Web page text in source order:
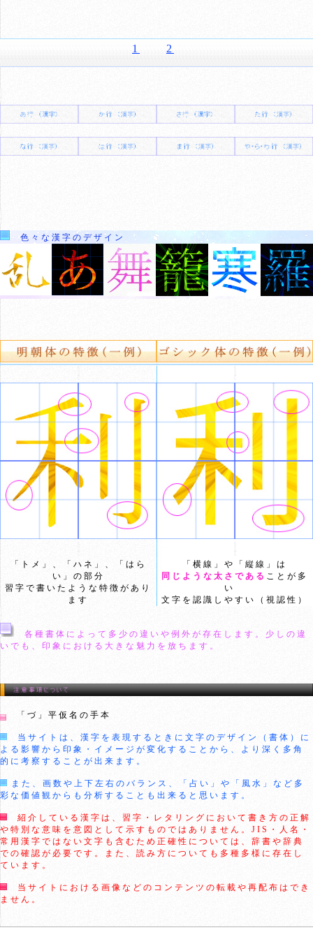
1 2
色々な漢字のデザイン
「トメ」、「ハネ」、「はら
い」の部分
習字で書いたような特徴があり
ます
「横線」や「縦線」は
同じような太さである ことが多
い
文字を認識しやすい（視認性）
各種書体によって多少の違いや例外が存在します。少しの違
いでも、印象における大きな魅力を放ちます。
「づ」平仮名の手本
当サイトは、漢字を表現するときに文字のデザイン（書体）に
よる影響から印象・イメージが変化することから、より深く多角
的に考察することが出来ます。
また、画数や上下左右のバランス、「占い」や「風水」など多
彩な価値観からも分析することも出来ると思います。
紹介している漢字は、習字・レタリングにおいて書き方の正解
や特別な意味を意図として示すものではありません。JIS・人名・
常用漢字ではない文字も含むため正確性については、辞書や辞典
での確認が必要です。また、読み方についても多種多様に存在し
ています。
当サイトにおける画像などのコンテンツの転載や再配布はでき
ません。